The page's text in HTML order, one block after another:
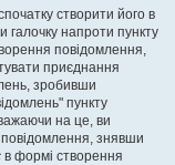
створити його в
галочку напроти пункту
повідомлення,
приєднання
зробивши
пункту
на це, ви
знявши
в формі створення